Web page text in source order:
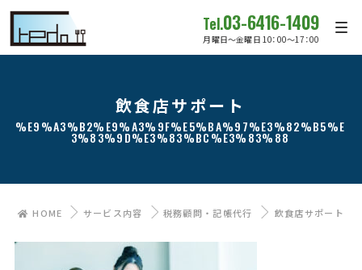
Tel.03-6416-1409
月曜日～金曜日 10：00～17：00
飲食店サポート
%E9%A3%B2%E9%A3%9F%E5%BA%97%E3%82%B5%E
3%83%9D%E3%83%BC%E3%83%88
HOME サービス内容 税務顧問・記帳代行 飲食店サポート